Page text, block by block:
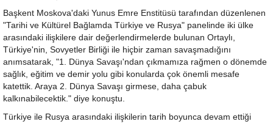
Başkent Moskova'daki Yunus Emre Enstitüsü tarafından düzenlenen
"Tarihi ve Kültürel Bağlamda Türkiye ve Rusya" panelinde iki ülke
arasındaki ilişkilere dair değerlendirmelerde bulunan Ortaylı,
Türkiye'nin, Sovyetler Birliği ile hiçbir zaman savaşmadığını
anımsatarak, "1. Dünya Savaşı'ndan çıkmamıza rağmen o dönemde
sağlık, eğitim ve demir yolu gibi konularda çok önemli mesafe
katettik. Araya 2. Dünya Savaşı girmese, daha çabuk
kalkınabilecektik." diye konuştu.
Türkiye ile Rusya arasındaki ilişkilerin tarih boyunca devam ettiği